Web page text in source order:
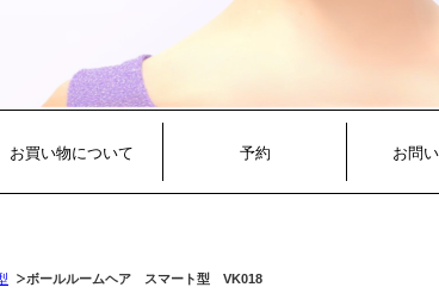
お買い物について 予約 お問
ボールルームヘア スマート型 VK018